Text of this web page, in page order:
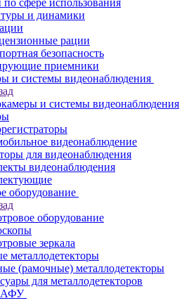
сфере использования
и динамики
рации
безопасность
приемники
и системы видеонаблюдения
и системы видеонаблюдения
видеонаблюдение
для видеонаблюдения
видеонаблюдения
оборудование
оборудование
зеркала
металлодетекторы
(рамочные) металлодетекторы
для металлодетекторов
АФУ